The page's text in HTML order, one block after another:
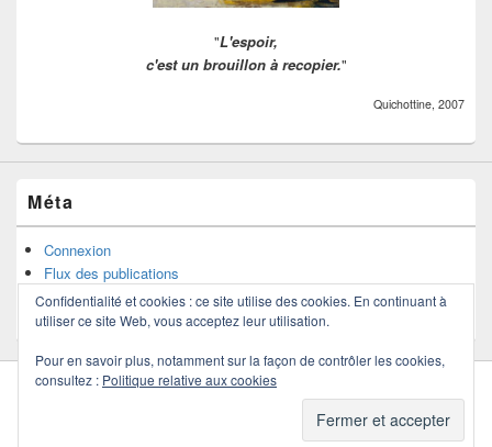
"L'espoir,
c'est un brouillon à recopier."
Quichottine, 2007
Méta
Connexion
Flux des publications
Flux des commentaires
Site de WordPress-FR
Politique de confidentialité
Thèmes Catch
Confidentialité et cookies : ce site utilise des cookies. En continuant à
utiliser ce site Web, vous acceptez leur utilisation.
Pour en savoir plus, notamment sur la façon de contrôler les cookies,
consultez : Politique relative aux cookies